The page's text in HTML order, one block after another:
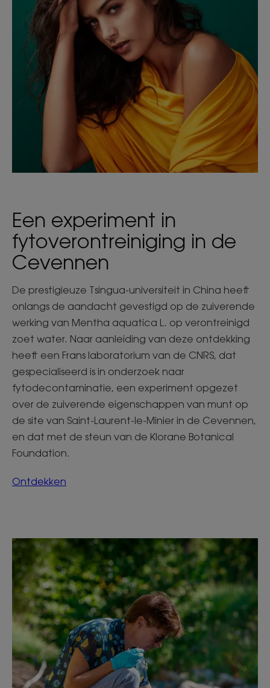
Een experiment in
fytoverontreiniging in de
Cevennen
De prestigieuze Tsingua-universiteit in China heeft
onlangs de aandacht gevestigd op de zuiverende
werking van Mentha aquatica L. op verontreinigd
zoet water. Naar aanleiding van deze ontdekking
heeft een Frans laboratorium van de CNRS, dat
gespecialiseerd is in onderzoek naar
fytodecontaminatie, een experiment opgezet
over de zuiverende eigenschappen van munt op
de site van Saint-Laurent-le-Minier in de Cevennen,
en dat met de steun van de Klorane Botanical
Foundation.
Ontdekken